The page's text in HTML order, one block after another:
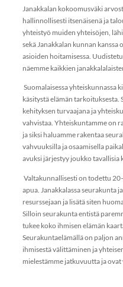
Janakkalan kokoomusväki
hallinnollisesti itsenäisenä ja
yhteistyö muiden yhteisöjen,
sekä Janakkalan kunnan
asioiden hoitamisessa.
näemme kaikkien
Suomalaisessa yhteiskunnassa
käsitystä elämän
kehityksen turvaajana ja
vahvistaa. Yhteiskuntamme on
ja siksi haluamme rakentaa
vahvuuksilla ja osaamisella
avuksi järjestyy joukko tavallisia
Valtakunnallisesti on todettu
apua. Janakkalassa seurakunta
resurssejaan ja lisätä siten
Silloin seurakunta entistä
tukee koko ihmisen elämän
Seurakuntaelämällä on paljon
ihmisestä välittäminen ja
mielestämme jatkuvuutta ja